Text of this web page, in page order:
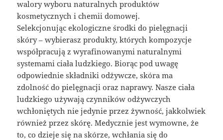
walory wyboru naturalnych produktów
kosmetycznych i chemii domowej.
Selekcjonując ekologiczne środki do pielęgnacji
skóry – wybierasz produkty, których kompozycje
współpracują z wyrafinowanymi naturalnymi
systemami ciała ludzkiego. Biorąc pod uwagę
odpowiednie składniki odżywcze, skóra ma
zdolność do pielęgnacji oraz naprawy. Nasze ciała
ludzkiego używają czynników odżywczych
wchłoniętych nie jedynie przez żywność, jakkolwiek
również przez skórę. Medycznie jest wymowne, że
to, co dzieje się na skórze, wchłania się do